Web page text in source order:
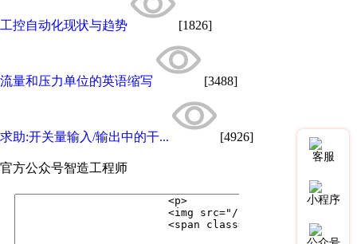
工控自动化现状与趋势 [1826]
流量和压力单位的英语缩写 [3488]
求助:开关量输入/输出中的干... [4926]
官方公众号智造工程师
客服
小程序